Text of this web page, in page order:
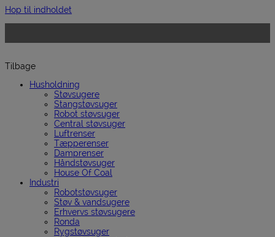
Hop til indholdet
Tilbage
Husholdning
Støvsugere
Stangstøvsuger
Robot støvsuger
Central støvsuger
Luftrenser
Tæpperenser
Damprenser
Håndstøvsuger
House Of Coal
Industri
Robotstøvsuger
Støv & vandsugere
Erhvervs støvsugere
Ronda
Rygstøvsuger